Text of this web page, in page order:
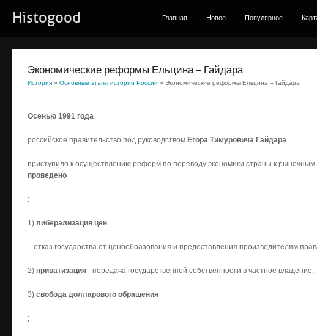
Histogood Главная Новое Популярное
Экономические реформы Ельцина – Гайдара
История » Основные этапы истории России » Экономические реформы Ельцина – Гайдара
Осенью 1991 года
российское правительство под руководством Егора Тимуровича Гайдара
приступило к осуществлению реформ по переводу экономики страны к
проведено
:
1) либерализация цен
– отказ государства от ценообразования и предоставления производителям
2) приватизация– передача государственной собственности в частное владение;
3) свобода долларового обращения
;